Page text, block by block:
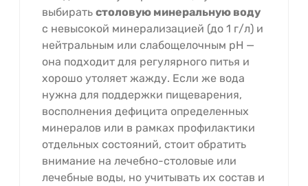
выбирать столовую минеральную воду
с невысокой минерализацией (до 1 г/л) и
нейтральным или слабощелочным pH —
она подходит для регулярного питья и
хорошо утоляет жажду. Если же вода
нужна для поддержки пищеварения,
восполнения дефицита определенных
минералов или в рамках профилактики
отдельных состояний, стоит обратить
внимание на лечебно-столовые или
лечебные воды, но учитывать их состав и